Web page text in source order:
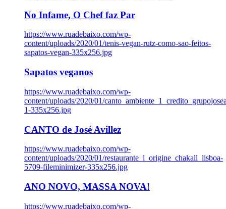
No Infame, O Chef faz Par
https://www.ruadebaixo.com/wp-
content/uploads/2020/01/tenis-vegan-rutz-como-sao-feitos-
sapatos-vegan-335x256.jpg
Sapatos veganos
https://www.ruadebaixo.com/wp-
content/uploads/2020/01/
1-335x256.jpg
CANTO de José Avillez
https://www.ruadebaixo.com/wp-
content/uploads/2020/01/restaurante_l_origine_chakall_lisboa-
5709-fileminimizer-335x256.jpg
ANO NOVO, MASSA NOVA!
https://www.ruadebaixo.com/wp-